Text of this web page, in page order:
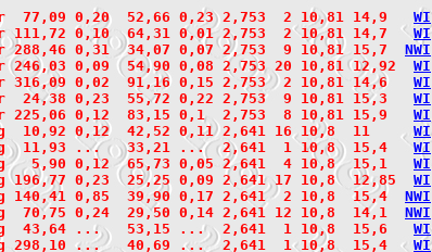
77,09 0,20  52,66 0,23 2,753  2 10,81 14,9 WI
111,72 0,10  64,31 0,01 2,753  2 10,81 14,7 WI
288,46 0,31  34,07 0,07 2,753  9 10,81 15,7 NWI
246,03 0,09  54,90 0,08 2,753 20 10,81 12,92 WI
316,09 0,02  91,16 0,15 2,753  2 10,81 14,6 WI
24,38 0,23  55,72 0,22 2,753  9 10,81 15,3 WI
225,06 0,12  83,15 0,1  2,753  8 10,81 15,9 WI
10,92 0,12  42,52 0,11 2,641 16 10,8  11 WI
Cyg  11,93 ...   33,21 ...  2,641  1 10,8  15,4 WI
5,90 0,12  65,73 0,05 2,641  4 10,8  15,1 WI
196,77 0,23  25,25 0,09 2,641 17 10,8  12,85 WI
140,41 0,85  39,90 0,17 2,641  2 10,8  15,4 NWI
70,75 0,24  29,50 0,14 2,641 12 10,8  14,1 NWI
Cyg  43,64 ...   53,15 ...  2,641  1 10,8  15,6 WI
Cyg 298,10 ...   40,69 ...  2,641  1 10,8  15,4 WI